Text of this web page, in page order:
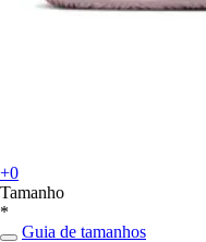
+0
Tamanho
*
Guia de tamanhos